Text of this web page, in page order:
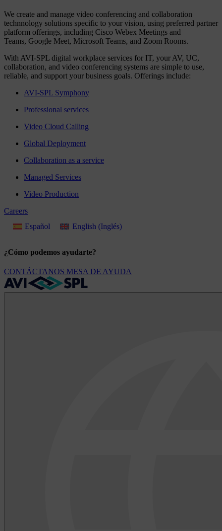
We create and manage video conferencing and collaboration
technnology solutions specific to your vision, using preferred partner
platform offerings, including Cisco Webex Meetings and
Teams, Google Meet, Microsoft Teams, and Zoom Rooms.
With AVI-SPL digital workplace services for IT, your AV, UC,
collaboration, and video conferencing systems are simple to use,
reliable, and support your business goals. Offerings include:
AVI-SPL Symphony
Professional services
Video Cloud Calling
Global Deployment
Collaboration as a service
Managed Services
Video Production
Careers
Español
English (Inglés)
¿Cómo podemos ayudarte?
CONTÁCTANOS MESA DE AYUDA